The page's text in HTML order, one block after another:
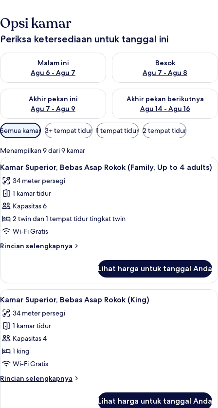
v
e
l
Opsi kamar
Periksa ketersediaan untuk tanggal ini
Malam ini
Agu 6 - Agu 7
Periksa ketersediaan untuk malam ini Agu 6 - Agu 7
Besok
Agu 7 - Agu 8
Periksa ketersediaan untuk
Akhir pekan ini
Agu 7 - Agu 9
Periksa ketersediaan untuk akhir pekan ini Agu 7 - Agu 9
Akhir pekan berikutnya
Agu 14 - Agu 16
Periksa ketersediaan untuk
Filter
tersedia
untuk
kamar
Semua kamar 3+ tempat tidur 1 tempat tidur 2 tempat tidur
Menampilkan 9 dari 9 kamar
Lihat
semua
foto
untuk
Kamar
Superior,
Bebas
Rokok
to
4
adults)
Kamar Superior, Bebas Asap Rokok
9
Kamar Superior, Bebas Asap Rokok (Family, Up to 4 adults)
34 meter persegi
1 kamar tidur
Kapasitas 6
2 twin dan 1 tempat tidur tingkat twin
Wi-Fi Gratis
Rincian selengkapnya
Rincian
Kamar
Superior,
Bebas
Rokok
(Family,
Up
to
4
adults)
Lihat harga untuk tanggal Anda
Lihat
semua
foto
untuk
Kamar
Superior,
Bebas
Rokok
Brankas, Wi-Fi gratis, dan seprai linen
5
Kamar Superior, Bebas Asap Rokok (King)
34 meter persegi
1 kamar tidur
Kapasitas 4
1 king
Wi-Fi Gratis
Rincian selengkapnya
Rincian
Lihat harga untuk tanggal Anda